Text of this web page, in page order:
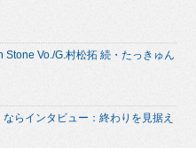
Stone Vo./G.村松拓 続・たっきゅん
らインタビュー：終わりを見据え